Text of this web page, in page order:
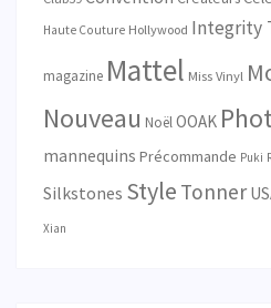
Haute Couture Hollywood Integrity
magazine Mattel Miss Vinyl
Nouveau NoëlOOAK
mannequins Précommande Puki
Silkstones Style Tonner
Xian